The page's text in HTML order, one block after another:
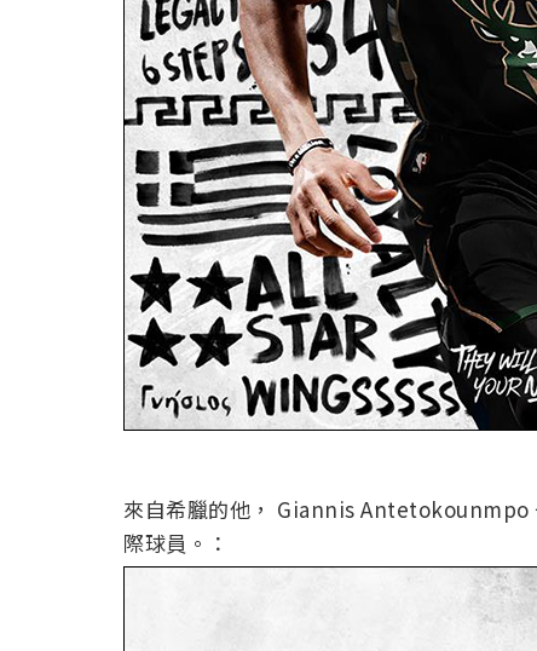
來自希臘的他， Giannis Antetokounmpo
際球員。：